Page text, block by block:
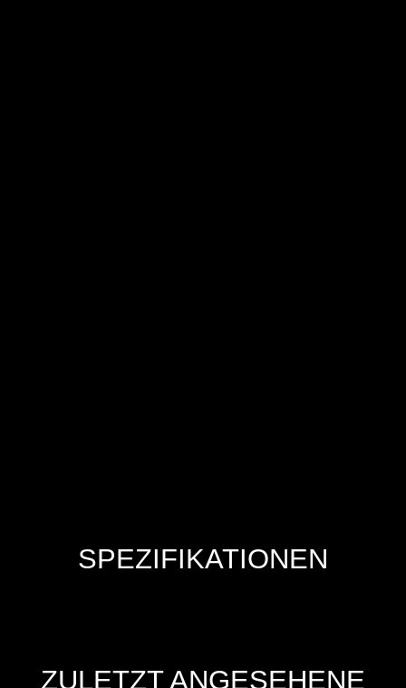
SPEZIFIKATIONEN
ZULETZT ANGESEHENE